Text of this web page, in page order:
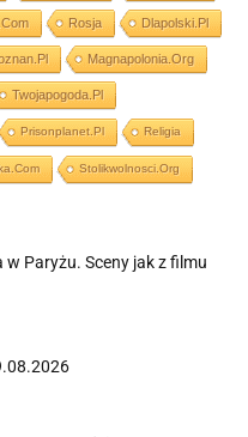
Rosja Dlapolski.pl
Magnapolonia.org
Twojapogoda.pl
Prisonplanet.pl Religia
Stolikwolnosci.org
Paryżu. Sceny jak z filmu